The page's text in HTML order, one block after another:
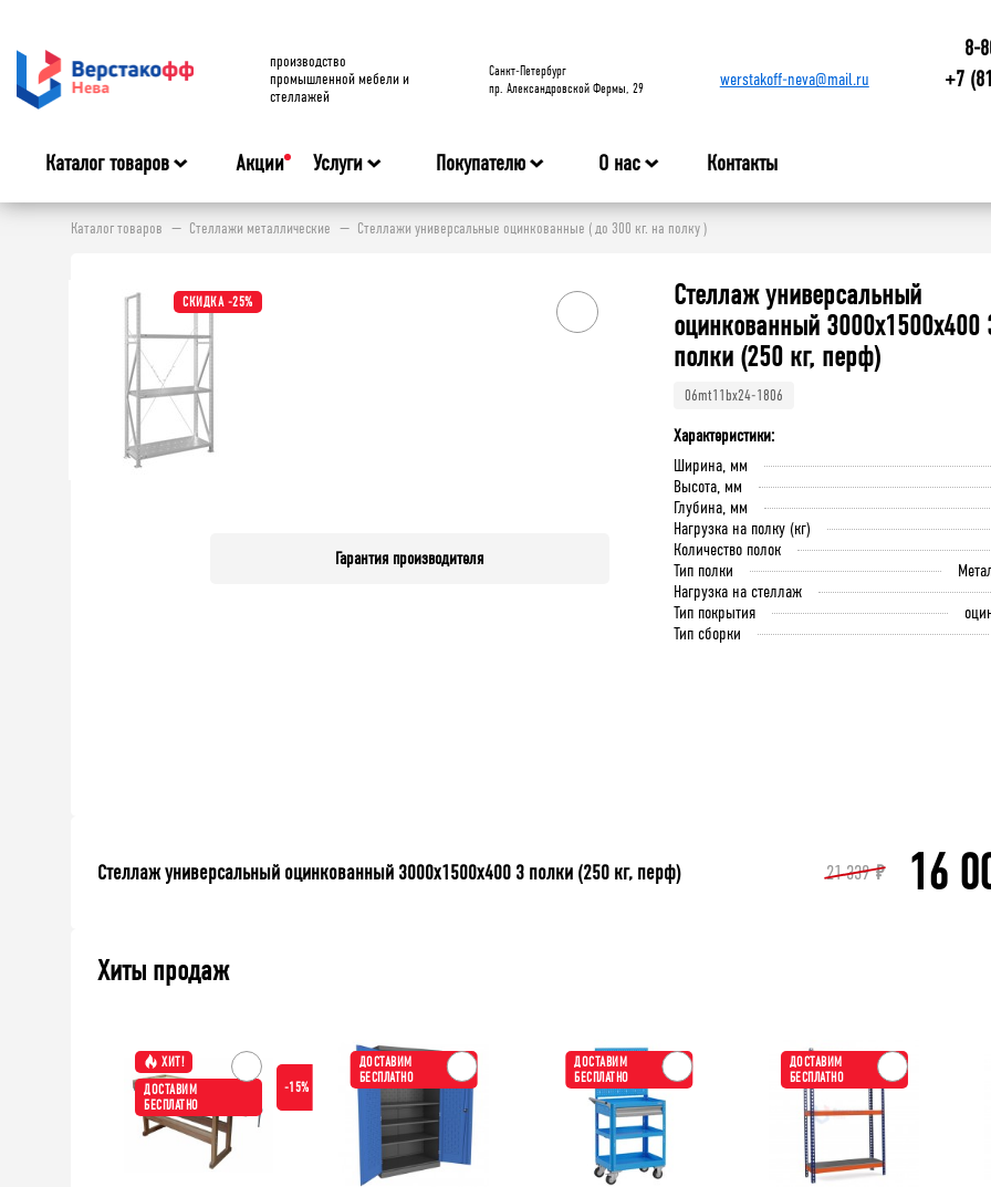
производство
промышленной мебели и
стеллажей
Cанкт-Петербург
пр. Александровской Фермы, 29
werstakoff-neva@mail.ru
8-
+7
Каталог товаров Акции Услуги Покупателю О нас Контакты
Каталог товаров Стеллажи металлические Стеллажи универсальные оцинкованные ( до 300 кг. на полку )
СКИДКА -25%
Гарантия производителя
Стеллаж универсальный
оцинкованный 3000x1500x400
полки (250 кг, перф)
06mt11bx24-1806
Характеристики:
Ширина, мм
Высота, мм
Глубина, мм
Нагрузка на полку (кг)
Количество полок
Тип полки
Нагрузка на стеллаж
Тип покрытия
Тип сборки
Стеллаж универсальный оцинкованный 3000x1500x400 3 полки (250 кг, перф) 21 339 ₽ 16
Хиты продаж
ХИТ!
ДОСТАВИМ
БЕСПЛАТНО
-15%
ДОСТАВИМ
БЕСПЛАТНО
ДОСТАВИМ
БЕСПЛАТНО
ДОСТАВИМ
БЕСПЛАТНО